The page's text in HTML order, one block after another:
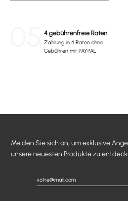
4 gebührenfreie Raten
Zahlung in 4 Raten ohne
Gebühren mit PAYPAL
Melden Sie sich an, um exklusive
unsere neuesten Produkte zu